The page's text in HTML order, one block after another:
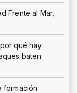
Frente al Mar,
qué hay
baten
formación